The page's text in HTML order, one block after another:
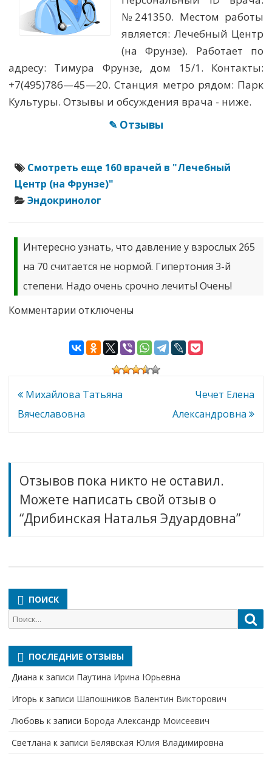
№241350. Местом работы
является: Лечебный Центр
(на Фрунзе). Работает по
адресу: Тимура Фрунзе, дом 15/1. Контакты:
+7(495)786—45—20. Станция метро рядом: Парк
Культуры. Отзывы и обсуждения врача - ниже.
✎ Отзывы
Смотреть еще 160 врачей в "Лечебный
Центр (на Фрунзе)"
Эндокринолог
Интересно узнать, что давление у взрослых 265
на 70 считается не нормой. Гипертония 3-й
степени. Надо очень срочно лечить! Очень!
Комментарии к
Наталья
Эдуардовна
отключены
Навигация
по
Михайлова Татьяна
Вячеславовна
Чечет Елена
Александровна
Отзывов пока никто не оставил.
Можете написать свой отзыв о
“Дрибинская Наталья Эдуардовна”
ПОИСК
Поиск
для:
ПОСЛЕДНИЕ ОТЗЫВЫ
Диана к записи Паутина Ирина Юрьевна
Игорь к записи Шапошников Валентин Викторович
Любовь к записи Борода Александр Моисеевич
Светлана к записи Белявская Юлия Владимировна